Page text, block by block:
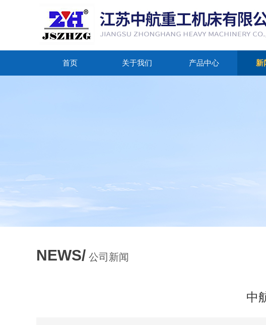
首页 关于我们 产品中心 新
NEWS/ 公司新闻
中